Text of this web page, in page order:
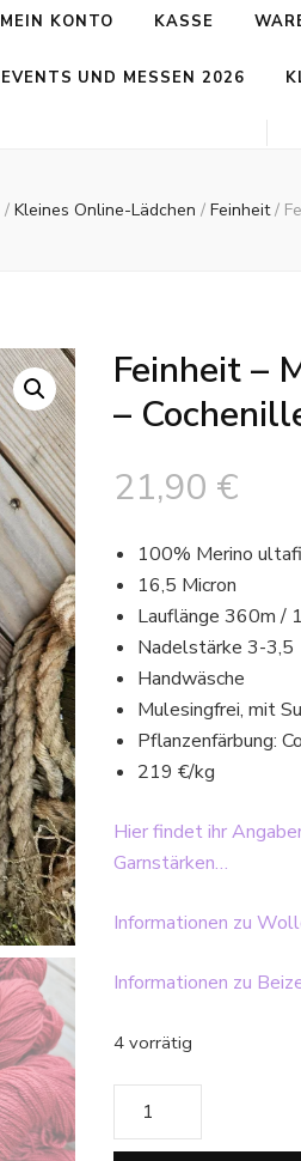
MEIN KONTO KASSE
EVENTS UND MESSEN 2026
/ Kleines Online-Lädchen / Feinheit/
Feinheit –
–
21,90 €
100% Merino
16,5 Micron
Lauflänge 360m /
Nadelstärke 3-3,5
Handwäsche
Mulesingfrei, mit
Pflanzenfärbung:
219 €/kg
Hier findet ihr
Garnstärken…
Informationen zu
Informationen zu
4 vorrätig
Feinheit